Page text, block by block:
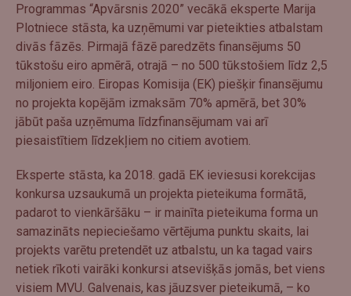
Programmas “Apvārsnis 2020” vecākā eksperte Marija
Plotniece stāsta, ka uzņēmumi var pieteikties atbalstam
divās fāzēs. Pirmajā fāzē paredzēts finansējums 50
tūkstošu eiro apmērā, otrajā – no 500 tūkstošiem līdz 2,5
miljoniem eiro. Eiropas Komisija (EK) piešķir finansējumu
no projekta kopējām izmaksām 70% apmērā, bet 30%
jābūt paša uzņēmuma līdzfinansējumam vai arī
piesaistītiem līdzekļiem no citiem avotiem.
Eksperte stāsta, ka 2018. gadā EK ieviesusi korekcijas
konkursa uzsaukumā un projekta pieteikuma formātā,
padarot to vienkāršāku – ir mainīta pieteikuma forma un
samazināts nepieciešamo vērtējuma punktu skaits, lai
projekts varētu pretendēt uz atbalstu, un ka tagad vairs
netiek rīkoti vairāki konkursi atsevišķās jomās, bet viens
visiem MVU. Galvenais, kas jāuzsver pieteikumā, – ko